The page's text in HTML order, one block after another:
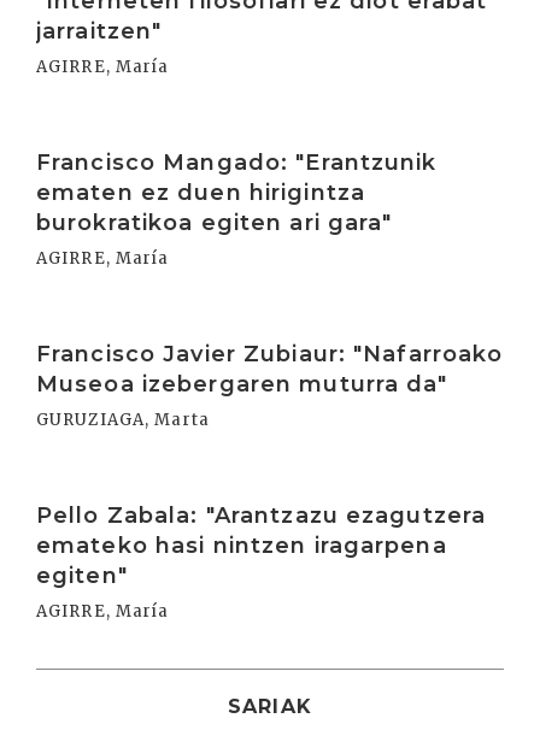
jarraitzen"
AGIRRE, María
Francisco Mangado: "Erantzunik
ematen ez duen hirigintza
burokratikoa egiten ari gara"
AGIRRE, María
Francisco Javier Zubiaur: "Nafarroako
Museoa izebergaren muturra da"
GURUZIAGA, Marta
Pello Zabala: "Arantzazu ezagutzera
emateko hasi nintzen iragarpena
egiten"
AGIRRE, María
SARIAK